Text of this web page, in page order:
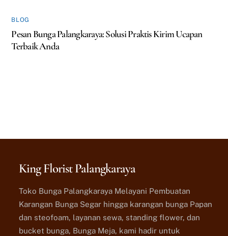
BLOG
Pesan Bunga Palangkaraya: Solusi Praktis Kirim Ucapan
Terbaik Anda
King Florist Palangkaraya
Toko Bunga Palangkaraya Melayani Pembuatan
Karangan Bunga Segar hingga karangan bunga Papan
dan steofoam, layanan sewa, standing flower, dan
bucket bunga, Bunga Meja, kami hadir untuk